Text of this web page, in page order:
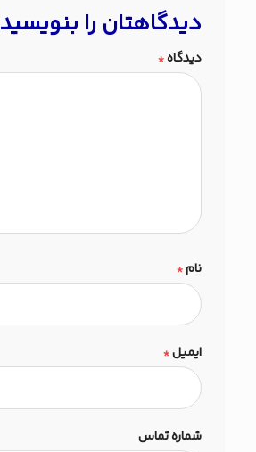
دیدگاهتان را بنویسید
دیدگاه*
نام*
ایمیل*
شماره تماس